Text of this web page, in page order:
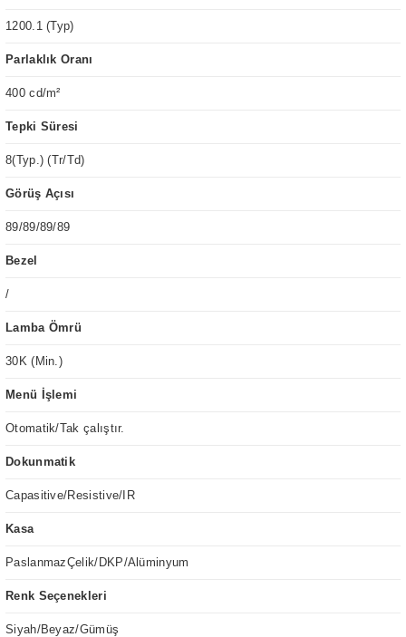
1200.1 (Typ)
Parlaklık Oranı
400 cd/m²
Tepki Süresi
8(Typ.) (Tr/Td)
Görüş Açısı
89/89/89/89
Bezel
/
Lamba Ömrü
30K (Min.)
Menü İşlemi
Otomatik/Tak çalıştır.
Dokunmatik
Capasitive/Resistive/IR
Kasa
PaslanmazÇelik/DKP/Alüminyum
Renk Seçenekleri
Siyah/Beyaz/Gümüş